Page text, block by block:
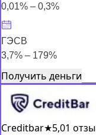
0,01% – 0,3%
ГЭСВ
3,7% – 179%
Получить деньги
Creditbar★5,01